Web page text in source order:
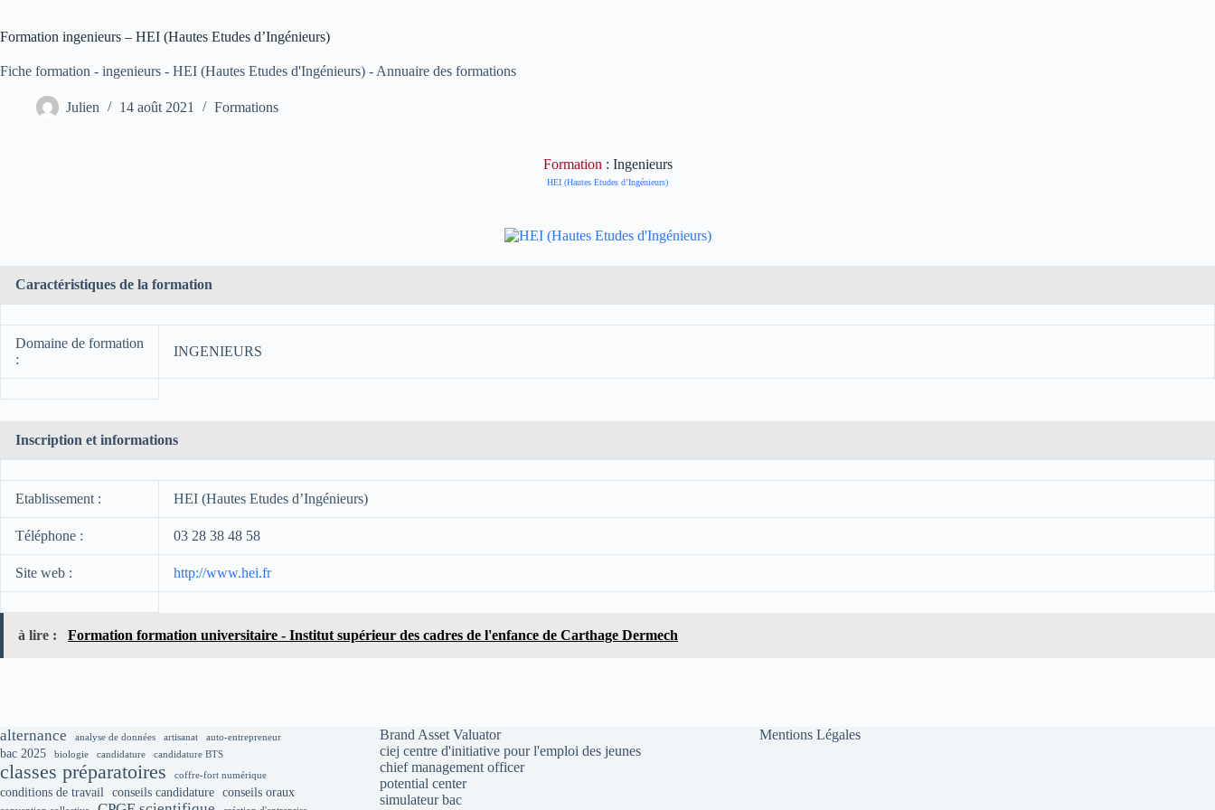
Formation ingenieurs – HEI (Hautes Etudes d’Ingénieurs)
Fiche formation - ingenieurs - HEI (Hautes Etudes d'Ingénieurs) - Annuaire des formations
Julien 14 août 2021 Formations
Formation : Ingenieurs
HEI (Hautes Etudes d’Ingénieurs)
Caractéristiques de la formation
Domaine de formation
:
INGENIEURS
Inscription et informations
Etablissement : HEI (Hautes Etudes d’Ingénieurs)
Téléphone : 03 28 38 48 58
Site web : http://www.hei.fr
à lire : Formation formation universitaire - Institut supérieur des cadres de l'enfance de Carthage Dermech
alternance analyse de données artisanat auto-entrepreneur
bac 2025 biologie candidature candidature BTS
classes préparatoires coffre-fort numérique
conditions de travail conseils candidature conseils oraux
Brand Asset Valuator
ciej centre d'initiative pour l'emploi des jeunes
chief management officer
potential center
simulateur bac
Mentions Légales